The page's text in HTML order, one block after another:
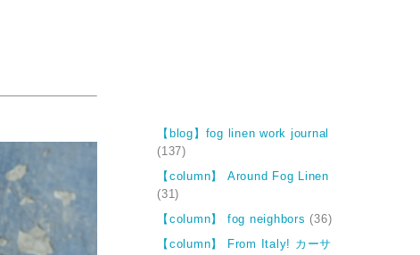
【blog】fog linen work journal
(137)
【column】 Around Fog Linen
(31)
【column】 fog neighbors (36)
【column】 From Italy! カーサ